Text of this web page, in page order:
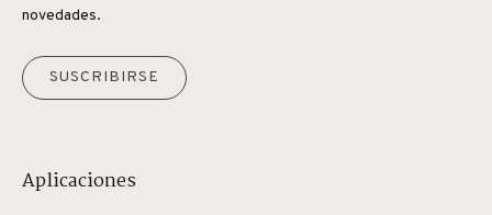
novedades.
SUSCRIBIRSE
Aplicaciones